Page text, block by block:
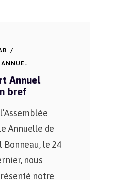
ANNUEL
Annuel
bref
Annuelle de
Bonneau, le 24
nous
notre